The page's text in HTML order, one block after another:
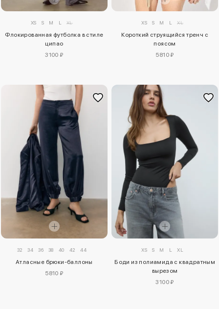
XS S M L XL
Флокированная футболка в стиле
ципао
3100 ₽
XS S M L XL
Короткий струящийся тренч с
поясом
5810 ₽
32 34 36 38 40 42 44
Атласные брюки-баллоны
5810 ₽
XS S M L XL
Боди из полиамида с квадратным
вырезом
3100 ₽